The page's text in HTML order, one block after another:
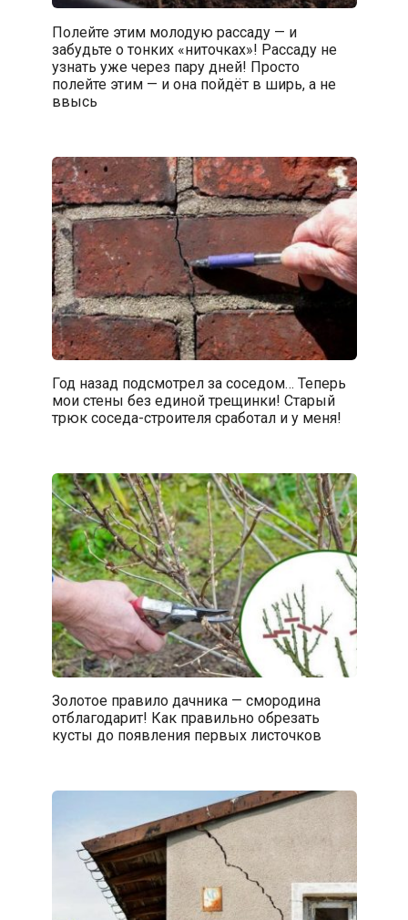
Полейте этим молодую рассаду — и
забудьте о тонких «ниточках»! Рассаду не
узнать уже через пару дней! Просто
полейте этим — и она пойдёт в ширь, а не
ввысь
Год назад подсмотрел за соседом… Теперь
мои стены без единой трещинки! Старый
трюк соседа-строителя сработал и у меня!
Золотое правило дачника — смородина
отблагодарит! Как правильно обрезать
кусты до появления первых листочков